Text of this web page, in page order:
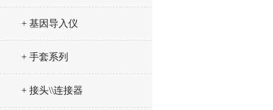
+ 基因导入仪
+ 手套系列
+ 接头\\连接器